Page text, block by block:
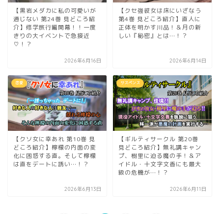
【黒岩メダカに私の可愛いが
通じない 第24巻 見どころ紹
介】修学旅行編開幕！！一度
きりの大イベントで急接近
♡！？
2026年6月16日
【クセ強彼女は床にいざなう
第4巻 見どころ紹介】直人に
正体を明かす川品！＆月の新
しい『秘密』とは…！？
2026年6月14日
恋愛
【クソ女に幸あれ 第10巻 見
どころ紹介】檸檬の内面の変
化に困惑する直。そして檸檬
は直をデートに誘い…！？
2026年6月13日
サスペンス
【ギルティサークル 第20巻
見どころ紹介】無礼講キャン
プ、樹里に迫る魔の手！＆ア
イドル・十文字文香にも最大
級の危機が…！？
2026年6月11日